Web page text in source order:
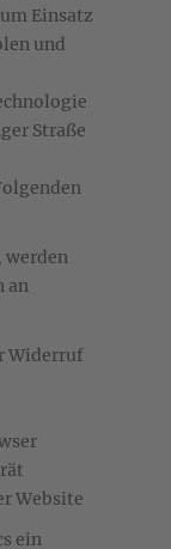
Einsatz
und
Straße
werden
an
Widerruf
Website
ein